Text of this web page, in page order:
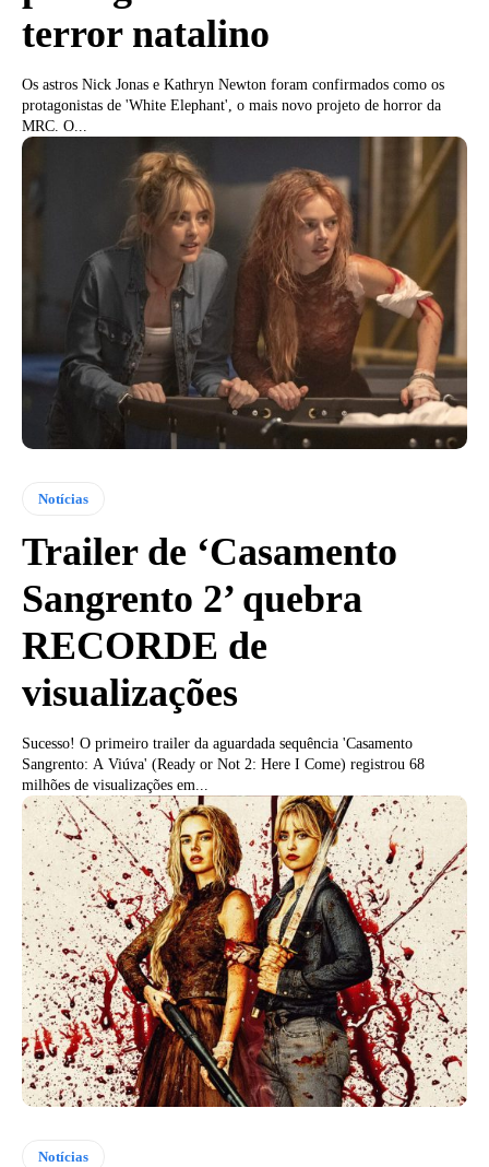
terror natalino
Os astros Nick Jonas e Kathryn Newton foram confirmados como os
protagonistas de 'White Elephant', o mais novo projeto de horror da
MRC. O...
Notícias
Trailer de ‘Casamento
Sangrento 2’ quebra
RECORDE de
visualizações
Sucesso! O primeiro trailer da aguardada sequência 'Casamento
Sangrento: A Viúva' (Ready or Not 2: Here I Come) registrou 68
milhões de visualizações em...
Notícias